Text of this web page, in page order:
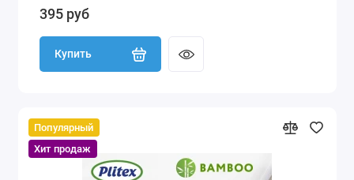
395 руб
Купить
Популярный
Хит продаж